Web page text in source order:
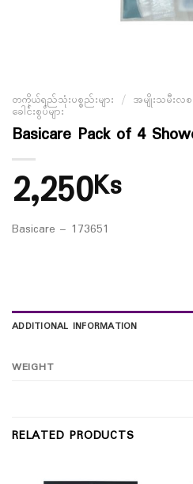
တကိုယ်ရည်သုံးပစ္စည်းများ / အမျိုးသမီးလစ
ခေါင်းစွပ်များ
Basicare Pack of 4
2,250Ks
Basicare – 173651
ADDITIONAL INFORMATION
WEIGHT
RELATED PRODUCTS